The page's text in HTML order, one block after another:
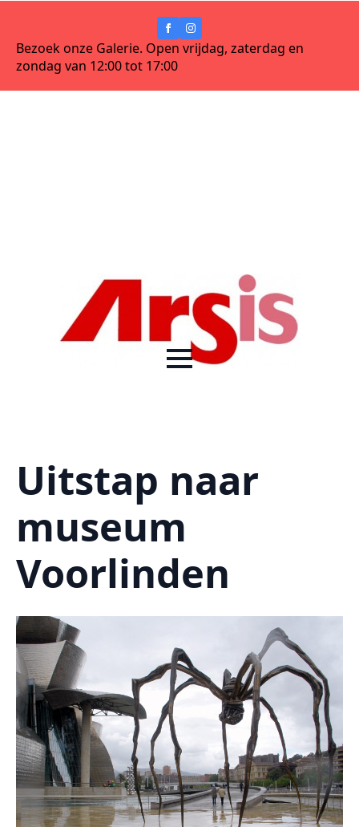
Bezoek onze Galerie. Open vrijdag, zaterdag en
zondag van 12:00 tot 17:00
Uitstap naar
museum
Voorlinden